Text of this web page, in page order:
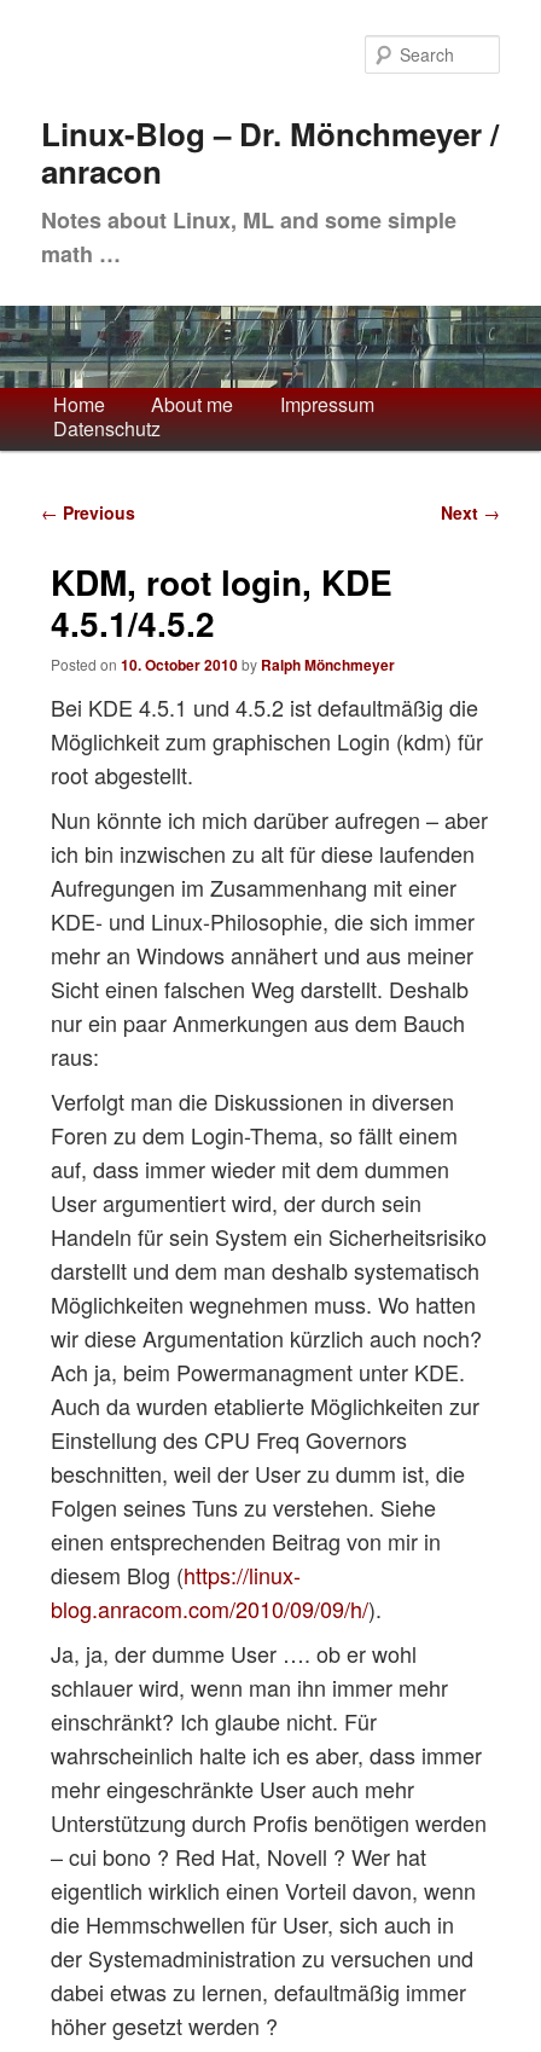
contentLinux-Blog – Dr. Mönchmeyer /
anracon
Notes about Linux, ML and some simple
math …
Main
menu
Home About me
Impressum
Datenschutz
Post
← Previous Next →
KDM, root login, KDE
4.5.1/4.5.2
Posted on 10. October 2010by Ralph Mönchmeyer
Bei KDE 4.5.1 und 4.5.2 ist defaultmäßig die
Möglichkeit zum graphischen Login (kdm) für
root abgestellt.
Nun könnte ich mich darüber aufregen – aber
ich bin inzwischen zu alt für diese laufenden
Aufregungen im Zusammenhang mit einer
KDE- und Linux-Philosophie, die sich immer
mehr an Windows annähert und aus meiner
Sicht einen falschen Weg darstellt. Deshalb
nur ein paar Anmerkungen aus dem Bauch
raus:
Verfolgt man die Diskussionen in diversen
Foren zu dem Login-Thema, so fällt einem
auf, dass immer wieder mit dem dummen
User argumentiert wird, der durch sein
Handeln für sein System ein Sicherheitsrisiko
darstellt und dem man deshalb systematisch
Möglichkeiten wegnehmen muss. Wo hatten
wir diese Argumentation kürzlich auch noch?
Ach ja, beim Powermanagment unter KDE.
Auch da wurden etablierte Möglichkeiten zur
Einstellung des CPU Freq Governors
beschnitten, weil der User zu dumm ist, die
Folgen seines Tuns zu verstehen. Siehe
einen entsprechenden Beitrag von mir in
diesem Blog (https://linux-
blog.anracom.com/2010/09/09/h/).
Ja, ja, der dumme User …. ob er wohl
schlauer wird, wenn man ihn immer mehr
einschränkt? Ich glaube nicht. Für
wahrscheinlich halte ich es aber, dass immer
mehr eingeschränkte User auch mehr
Unterstützung durch Profis benötigen werden
– cui bono ? Red Hat, Novell ? Wer hat
eigentlich wirklich einen Vorteil davon, wenn
die Hemmschwellen für User, sich auch in
der Systemadministration zu versuchen und
dabei etwas zu lernen, defaultmäßig immer
höher gesetzt werden ?